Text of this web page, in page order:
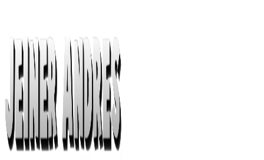
contenido